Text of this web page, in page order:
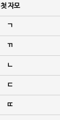
첫 자모
ㄱ
ㄲ
ㄴ
ㄷ
ㄸ